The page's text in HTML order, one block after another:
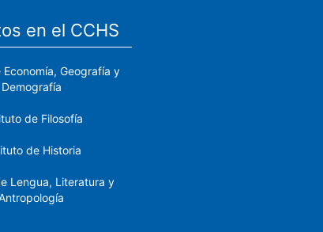
en el CCHS
Geografía y
Demografía
de Filosofía
de Historia
Lengua, Literatura y